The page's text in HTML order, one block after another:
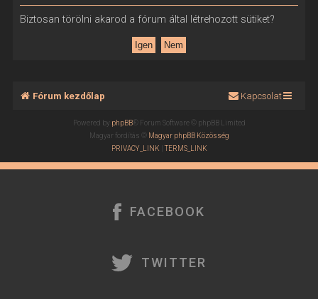
Biztosan törölni akarod a fórum által létrehozott sütiket?
Fórum kezdőlap Kapcsolat
Powered by phpBB® Forum Software © phpBB Limited
Magyar fordítás © Magyar phpBB Közösség
PRIVACY_LINK |TERMS_LINK
FACEBOOK
TWITTER